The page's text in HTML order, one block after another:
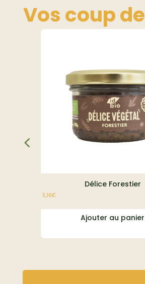
Vos coup de
Délice Forestier
5,16€
Ajouter au panier